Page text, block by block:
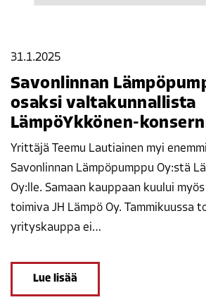
31.1.2025
Savonlinnan
osaksi valtakunnallista
LämpöYkkönen-
Yrittäjä Teemu Lautiainen myi
Savonlinnan Lämpöpumppu Oy:stä
Oy:lle. Samaan kauppaan kuului
toimiva JH Lämpö Oy. Tammikuussa
yrityskauppa ei…
Lue lisää